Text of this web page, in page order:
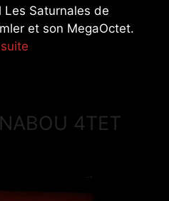
Les Saturnales de
et son MegaOctet.
4TET